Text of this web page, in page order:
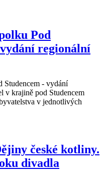
Pod
regionální
Studencem - vydání
v krajině pod Studencem
v jednotlivých
české kotliny.
divadla